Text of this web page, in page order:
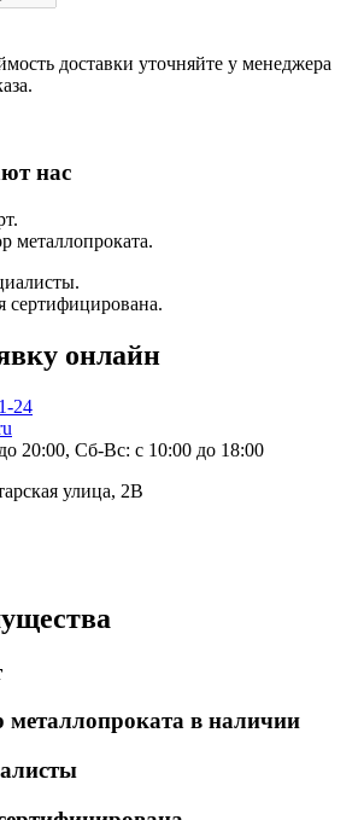
доставки уточняйте у менеджера
нас
металлопроката.
сертифицирована.
онлайн
24
20:00, Сб-Вс: с 10:00 до 18:00
улица, 2В
в наличии